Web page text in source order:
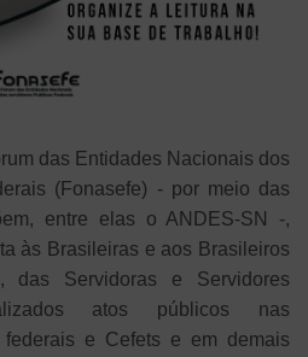
das Entidades Nacionais dos
(Fonasefe) - por meio das
entre elas o ANDES-SN -,
às Brasileiras e aos Brasileiros
das Servidoras e Servidores
atos públicos nas
federais e Cefets e em demais